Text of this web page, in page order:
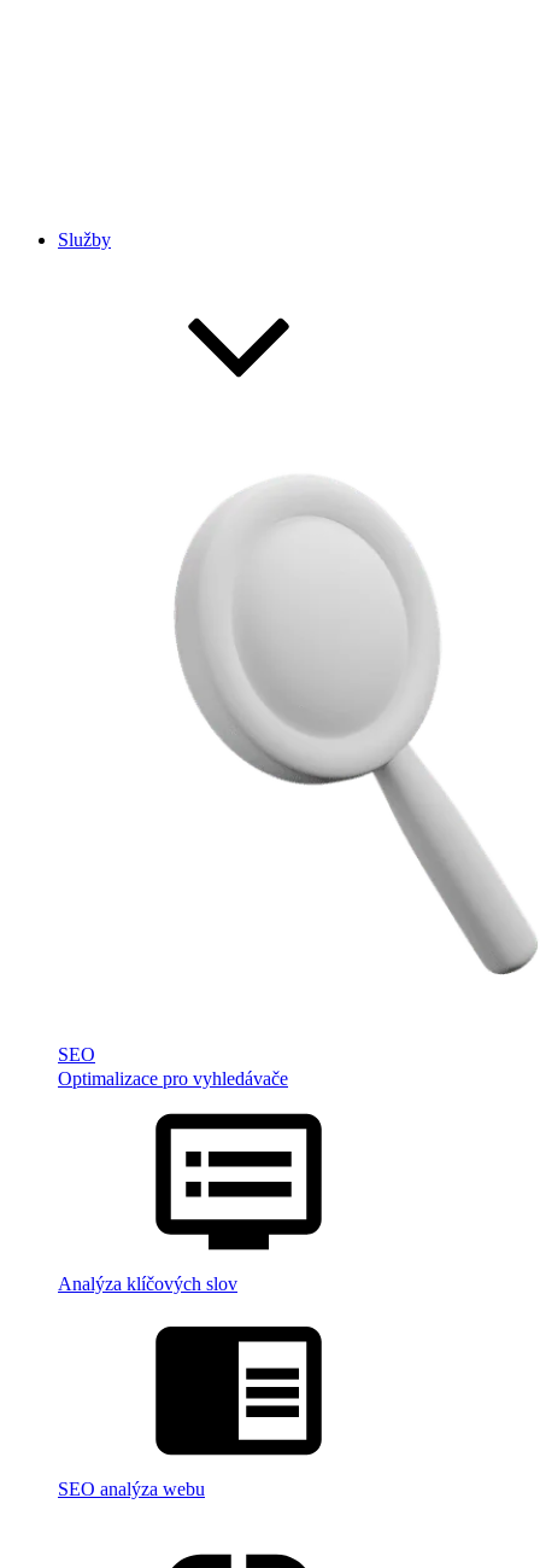
Služby
SEO
Optimalizace pro vyhledávače
Analýza klíčových slov
SEO analýza webu